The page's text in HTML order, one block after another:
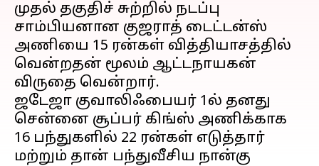
முதல் தகுதிச் சுற்றில் நடப்பு
சாம்பியனான குஜராத் டைட்டன்ஸ்
அணியை 15 ரன்கள் வித்தியாசத்தில்
வென்றதன் மூலம் ஆட்டநாயகன்
விருதை வென்றார்.
ஜடேஜா குவாலிஃபையர் 1ல் தனது
சென்னை சூப்பர் கிங்ஸ் அணிக்காக
16 பந்துகளில் 22 ரன்கள் எடுத்தார்
மற்றும் தான் பந்துவீசிய நான்கு